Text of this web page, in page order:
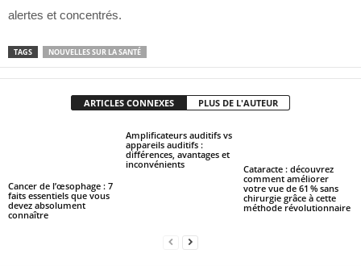
alertes et concentrés.
TAGS NOUVELLES SUR LA SANTÉ
ARTICLES CONNEXES PLUS DE L'AUTEUR
Cancer de l’œsophage : 7
faits essentiels que vous
devez absolument
connaître
Amplificateurs auditifs vs
appareils auditifs :
différences, avantages et
inconvénients
Cataracte : découvrez
comment améliorer
votre vue de 61 % sans
chirurgie grâce à cette
méthode révolutionnaire